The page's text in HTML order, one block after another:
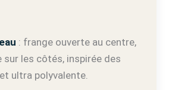
: frange ouverte au centre,
sur les côtés, inspirée des
ultra polyvalente.